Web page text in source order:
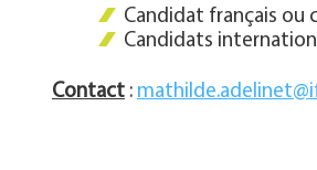
Candidat français ou
Candidats
Contact :